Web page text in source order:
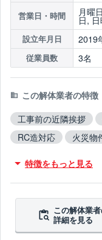
営業日・時間 月曜
日,
設立年月日 2019
従業員数 3名
この解体業者の特徴
工事前の近隣挨拶
RC造対応
火災物
特徴をもっと見る
この解体業
詳細を見る